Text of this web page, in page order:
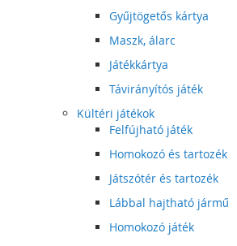
Gyűjtögetős kártya
Maszk, álarc
Játékkártya
Távirányítós játék
Kültéri játékok
Felfújható játék
Homokozó és tartozék
Játszótér és tartozék
Lábbal hajtható jármű
Homokozó játék